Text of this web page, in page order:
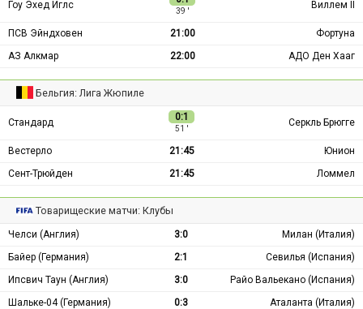
Гоу Эхед Иглс
39 ′
Виллем II
ПСВ Эйндховен 21:00
Фортуна
АЗ Алкмар
22:00 АДО Ден Хааг
Бельгия: Лига Жюпиле
Стандард 0:1
51 ′
Серкль Брюгге
Вестерло 21:45
Юнион
Сент-Трюйден
21:45 Ломмел
Товарищеские матчи: Клубы
Челси (Англия) 3:0
Милан (Италия)
Байер (Германия)
2:1
Севилья (Испания)
Ипсвич Таун (Англия)
3:0
Райо Вальекано (Испания)
Шальке-04 (Германия)
0:3
Аталанта (Италия)